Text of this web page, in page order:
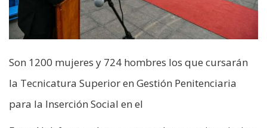
Son 1200 mujeres y 724 hombres los que cursarán
la Tecnicatura Superior en Gestión Penitenciaria
para la Inserción Social en el